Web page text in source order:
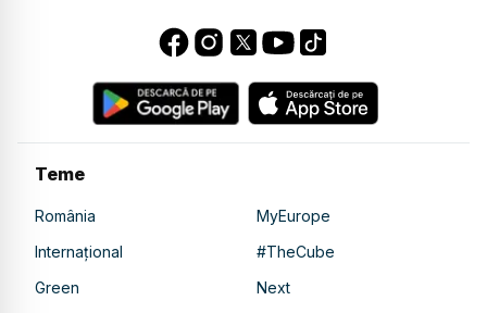
Teme
România
MyEurope
Internațional
#TheCube
Green
Next